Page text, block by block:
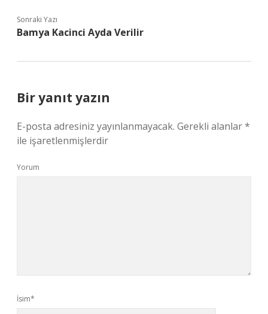
Sonraki Yazı
Bamya Kacinci Ayda Verilir
Bir yanıt yazın
E-posta adresiniz yayınlanmayacak. Gerekli alanlar*
ile işaretlenmişlerdir
Yorum
İsim*